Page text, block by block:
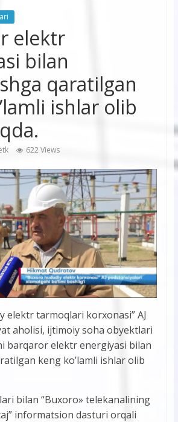
elektr
bilan
qaratilgan
ishlar olib
622 Views
elektr tarmoqlari korxonasi” AJ
aholisi, ijtimoiy soha obyektlari
barqaror elektr energiyasi bilan
keng ko’lamli ishlar olib
bilan “Buxoro» telekanalining
informatsion dasturi orqali